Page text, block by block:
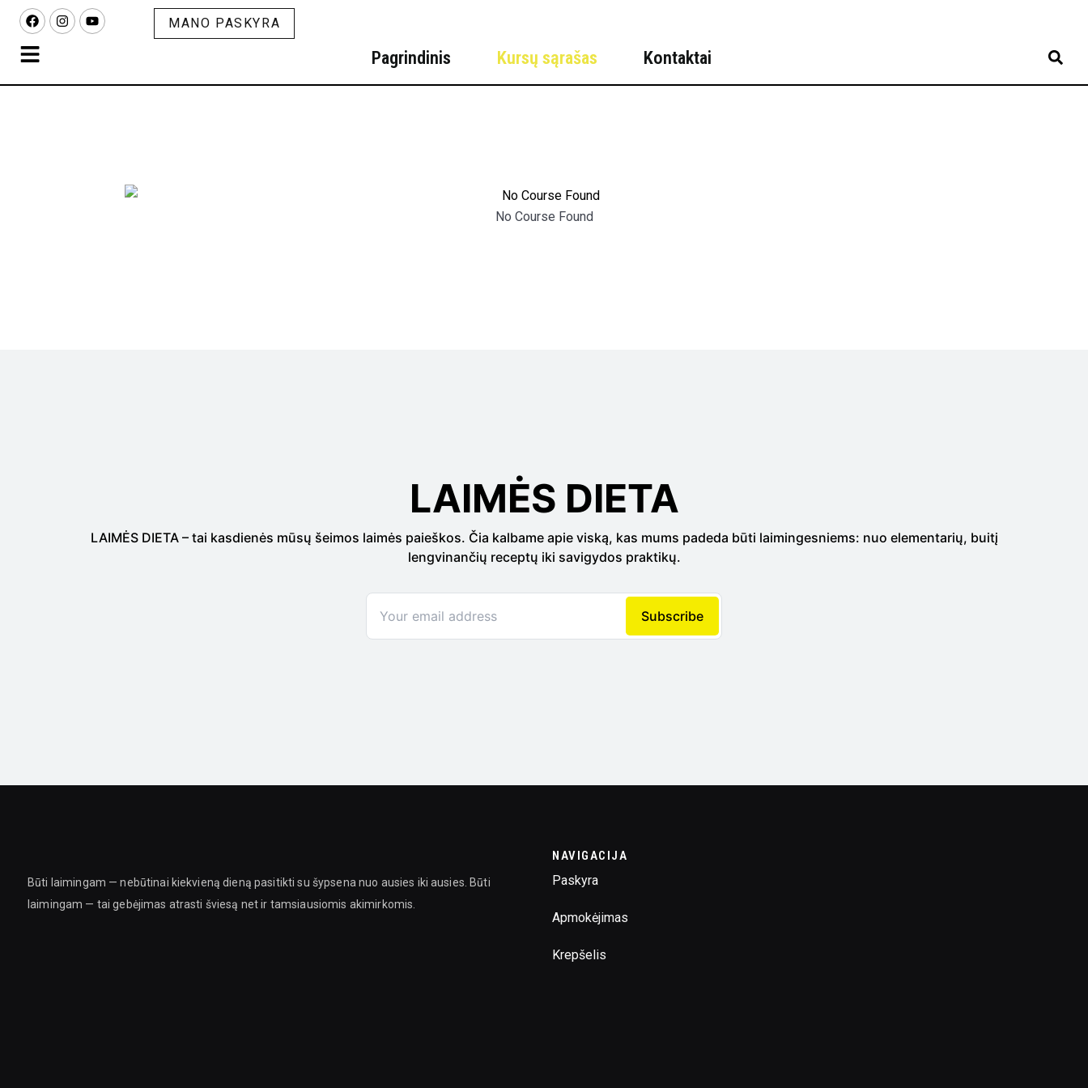
MANO PASKYRA
Pagrindinis Kursų sąrašas Kontaktai
No Course Found
Būti laimingam — nebūtinai kiekvieną dieną pasitikti su šypsena nuo ausies iki ausies. Būti
laimingam — tai gebėjimas atrasti šviesą net ir tamsiausiomis akimirkomis.
NAVIGACIJA
Paskyra
Apmokėjimas
Krepšelis